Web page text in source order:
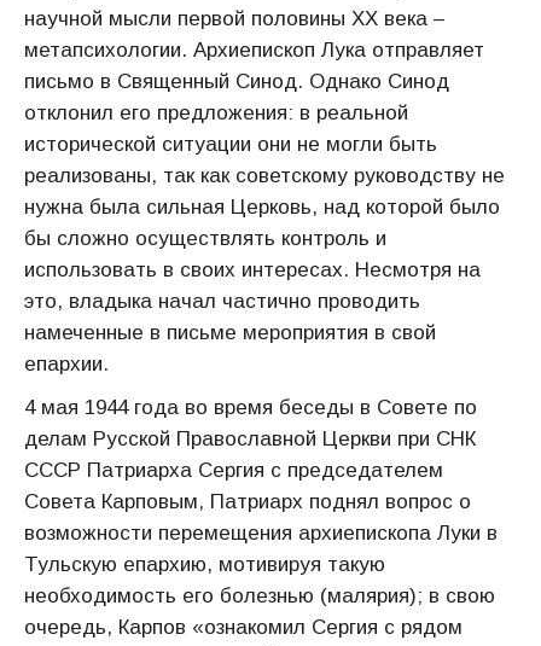
научной мысли первой половины ХХ века –
метапсихологии. Архиепископ Лука отправляет
письмо в Священный Синод. Однако Синод
отклонил его предложения: в реальной
исторической ситуации они не могли быть
реализованы, так как советскому руководству не
нужна была сильная Церковь, над которой было
бы сложно осуществлять контроль и
использовать в своих интересах. Несмотря на
это, владыка начал частично проводить
намеченные в письме мероприятия в свой
епархии.
4 мая 1944 года во время беседы в Совете по
делам Русской Православной Церкви при СНК
СССР Патриарха Сергия с председателем
Совета Карповым, Патриарх поднял вопрос о
возможности перемещения архиепископа Луки в
Тульскую епархию, мотивируя такую
необходимость его болезнью (малярия); в свою
очередь, Карпов «ознакомил Сергия с рядом